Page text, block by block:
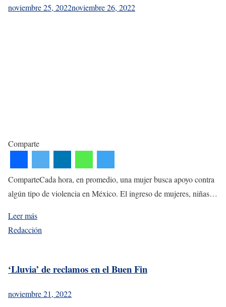
noviembre 25, 2022noviembre 26, 2022
Comparte
ComparteCada hora, en promedio, una mujer busca apoyo contra
algún tipo de violencia en México. El ingreso de mujeres, niñas…
Leer más
Redacción
‘Lluvia’ de reclamos en el Buen Fin
noviembre 21, 2022